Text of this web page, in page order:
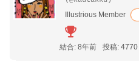
Illustrious Member
結合: 8年前 投稿: 4770